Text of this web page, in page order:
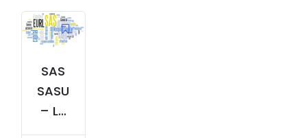
SAS
SASU
– La
socié